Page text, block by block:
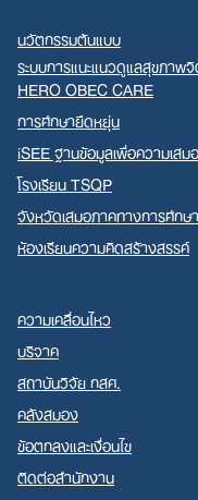
นวัตกรรมต้นแบบ
ระบบการแนะแนวดูแลสุขภาพ
HERO OBEC CARE
การศึกษายืดหยุ่น
iSEE ฐานข้อมูลเพื่อความเส
โรงเรียน TSQP
จังหวัดเสมอภาคทางการศึกษา
ห้องเรียนความคิดสร้างสรรค์
ความเคลื่อนไหว
บริจาค
สถาบันวิจัย กสศ.
คลังสมอง
ข้อตกลงและเงื่อนไข
ติดต่อสำนักงาน